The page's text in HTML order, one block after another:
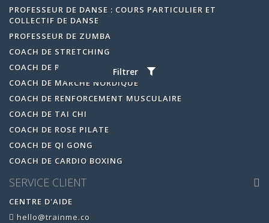
Filtrer
PROFESSEUR DE DANSE : COURS PARTICULIER ET
COLLECTIF DE DANSE
PROFESSEUR DE ZUMBA
COACH DE STRETCHING
COACH DE RELAXATION MÉDITATION
COACH DE MARCHE NORDIQUE
COACH DE RENFORCEMENT MUSCULAIRE
COACH DE TAI CHI
COACH DE ROSE PILATE
COACH DE QI GONG
COACH DE CARDIO BOXING
SERVICE CLIENT
CENTRE D'AIDE
hello@trainme.co